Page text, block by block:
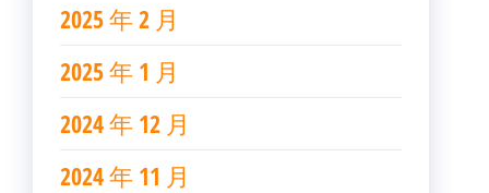
2025 年 2 月
2025 年 1 月
2024 年 12 月
2024 年 11 月